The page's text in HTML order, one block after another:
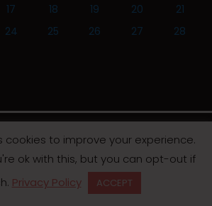
17 18 19 20
21
24 25 26 27
28
Magazine - Ηλεκτρονική εφημερίδα
Contia
cookies to improve your experience.
ok with this, but you can opt-out if
Privacy Policy ACCEPT